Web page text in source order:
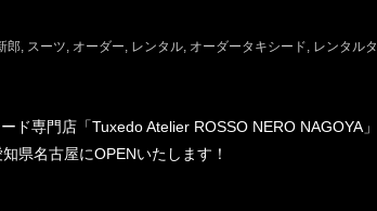
郎 スーツ オーダー レンタル オーダータキシード レンタルタ
専門店「Tuxedo Atelier ROSSO NERO NAGOYA」
県名古屋にOPENいたします！